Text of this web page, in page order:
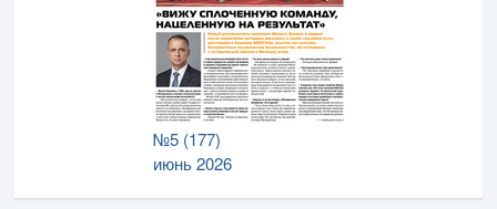
№5 (177)
июнь 2026